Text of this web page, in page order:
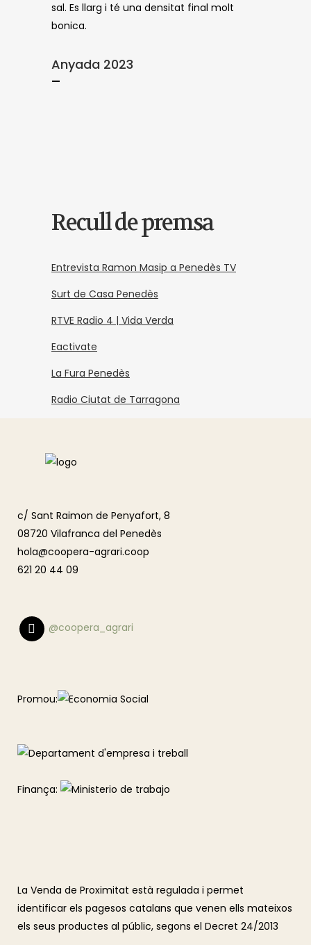
sal. Es llarg i té una densitat final molt
bonica.
Anyada 2023
—
Recull de premsa
Entrevista Ramon Masip a Penedès TV
Surt de Casa Penedès
RTVE Radio 4 | Vida Verda
Eactivate
La Fura Penedès
Radio Ciutat de Tarragona
c/ Sant Raimon de Penyafort, 8
08720 Vilafranca del Penedès
hola@coopera-agrari.coop
621 20 44 09
@coopera_agrari
Promou:
Finança:
La Venda de Proximitat està regulada i permet
identificar els pagesos catalans que venen ells mateixos
els seus productes al públic, segons el Decret 24/2013